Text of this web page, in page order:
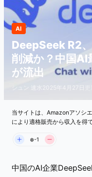
AI
DeepSeek R2
削減か？中国AI
が流出
シュン 速水2025年4月27日
当サイトは、Amazonアソシ
により適格販売から収入を得
❄️-1
中国のAI企業